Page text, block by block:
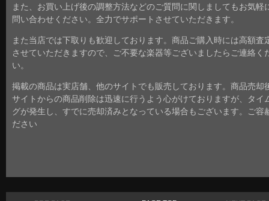
また、お買い上げ後の調整方法などのご質問に関しましてもお気軽
問い合わせください。全力でサポートさせていただきます。
また当店では下取りも歓迎しております。商品ご購入時には高額査
させていただきますので、ご不要な楽器等ございましたらご連絡く
い。
掲載の商品は実店舗、他のサイトでも販売しております。商品売却
サイトからの商品削除は迅速に行うよう心がけておりますが、タイ
グが発生し、すでに売却済みとなっている場合もございます。ご容
ださい